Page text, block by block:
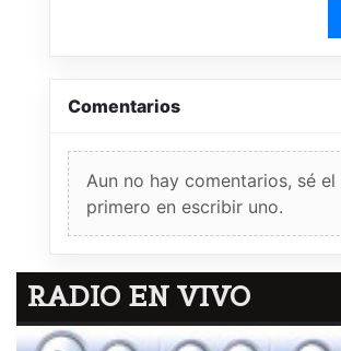
Comentarios
Aun no hay comentarios, sé el
primero en escribir uno.
RADIO EN VIVO